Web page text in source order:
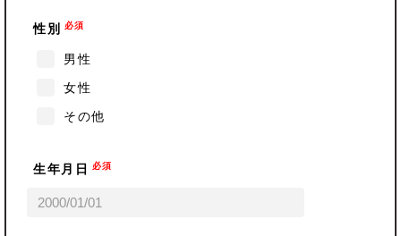
性別 必須
男性
女性
その他
生年月日 必須